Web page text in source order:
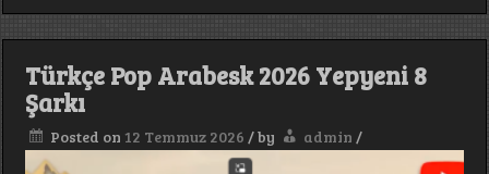
Türkçe
Arabesk
#tranding
#trap
Türkçe Pop Arabesk 2026 Yepyeni 8
Şarkı
Posted on 12 Temmuz 2026 /by admin /